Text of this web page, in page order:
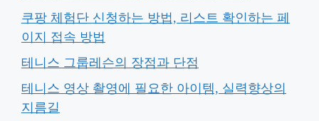
쿠팡 체험단 신청하는 방법, 리스트 확인하는 페
이지 접속 방법
테니스 그룹레슨의 장점과 단점
테니스 영상 촬영에 필요한 아이템, 실력향상의
지름길